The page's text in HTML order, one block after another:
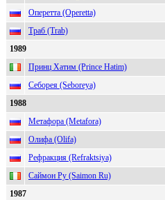
Оперетта (Operetta)
Траб (Trab)
1989
Принц Хатим (Prince Hatim)
Себорея (Seboreya)
1988
Метафора (Metafora)
Олифа (Olifa)
Рефракция (Refraktsiya)
Саймон Ру (Saimon Ru)
1987